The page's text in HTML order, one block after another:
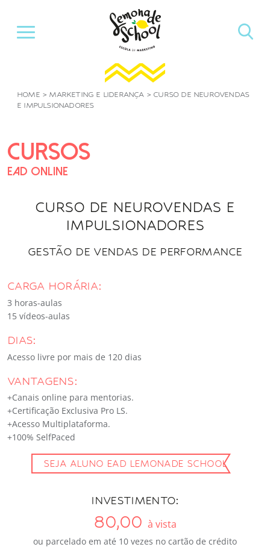
HOME> MARKETING E LIDERANÇA> CURSO DE NEUROVENDAS
E IMPULSIONADORES
CURSOS
EAD ONLINE
CURSO DE NEUROVENDAS E
IMPULSIONADORES
GESTÃO DE VENDAS DE PERFORMANCE
SEJA ALUNO EAD LEMONADE SCHOOL
INVESTIMENTO:
80,00 à vista
ou parcelado em até 10 vezes no cartão de crédito
CARGA HORÁRIA:
3 horas-aulas
15 vídeos-aulas
DIAS:
Acesso livre por mais de 120 dias
VANTAGENS:
+Canais online para mentorias.
+Certificação Exclusiva Pro LS.
+Acesso Multiplataforma.
+100% SelfPaced